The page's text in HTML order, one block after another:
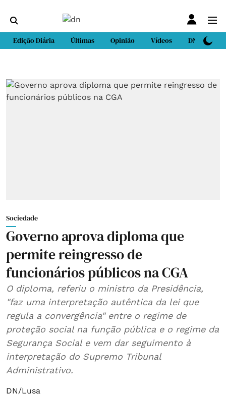
Edição Diária Últimas Opinião Vídeos DN Sport
Sociedade
Governo aprova diploma que
permite reingresso de
funcionários públicos na CGA
O diploma, referiu o ministro da Presidência,
"faz uma interpretação autêntica da lei que
regula a convergência" entre o regime de
proteção social na função pública e o regime da
Segurança Social e vem dar seguimento à
interpretação do Supremo Tribunal
Administrativo.
DN/Lusa